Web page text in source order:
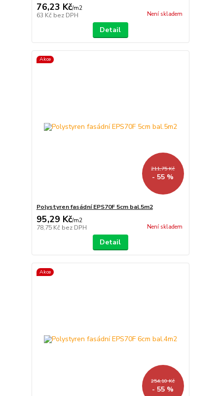
76,23 Kč/m2
63 Kč bez DPH Není skladem
Detail
Akce
211,75 Kč
- 55 %
Polystyren fasádní EPS70F 5cm bal.5m2
95,29 Kč/m2
78,75 Kč bez DPH Není skladem
Detail
Akce
254,10 Kč
- 55 %